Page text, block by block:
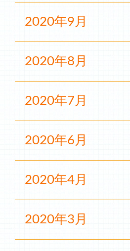
2020年9月
2020年8月
2020年7月
2020年6月
2020年4月
2020年3月